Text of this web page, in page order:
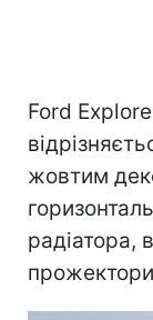
Ford
жовтим
радіатора,